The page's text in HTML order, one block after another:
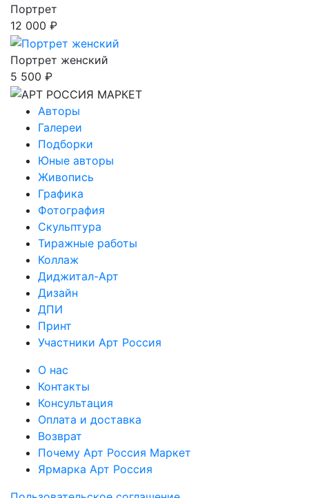
Портрет
12 000 ₽
Портрет женский
5 500 ₽
Авторы
Галереи
Подборки
Юные авторы
Живопись
Графика
Фотография
Скульптура
Тиражные работы
Коллаж
Диджитал-Арт
Дизайн
ДПИ
Принт
Участники Арт Россия
О нас
Контакты
Консультация
Оплата и доставка
Возврат
Почему Арт Россия Маркет
Ярмарка Арт Россия